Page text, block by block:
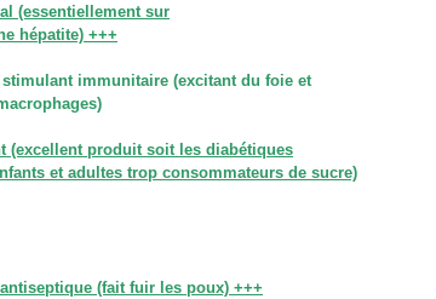
(essentiellement sur
hépatite) +++
immunitaire (excitant du foie et
(excellent produit soit les diabétiques
et adultes trop consommateurs de sucre)
(fait fuir les poux) +++